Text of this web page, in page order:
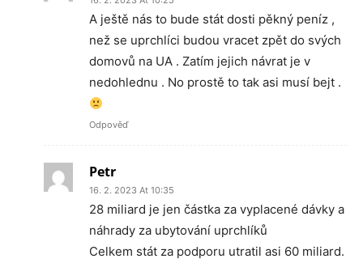
A ještě nás to bude stát dosti pěkný peníz ,
než se uprchlíci budou vracet zpět do svých
domovů na UA . Zatím jejich návrat je v
nedohlednu . No prostě to tak asi musí bejt .
Odpověď
Petr
16. 2. 2023 At 10:35
28 miliard je jen částka za vyplacené dávky a
náhrady za ubytování uprchlíků
Celkem stát za podporu utratil asi 60 miliard.